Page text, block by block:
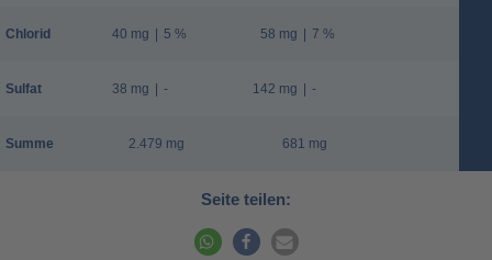
Chlorid
Sulfat
Summe
40 mg | 5 %
38 mg | -
2.479 mg
58 mg | 7 %
142 mg | -
681 mg
Seite teilen: